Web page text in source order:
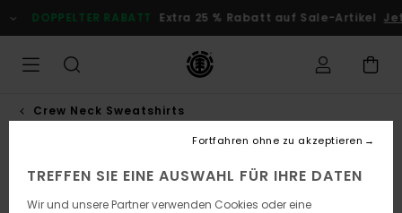
zur
Produktinformation
DOPPELTER RABATT Extra 25 % Rabatt auf Sale-Artikel
Crew Neck Sweatshirts
TREFFEN SIE EINE AUSWAHL FÜR IHRE DATEN
Wir und unsere Partner verwenden Cookies oder eine
Fortfahren ohne zu akzeptieren